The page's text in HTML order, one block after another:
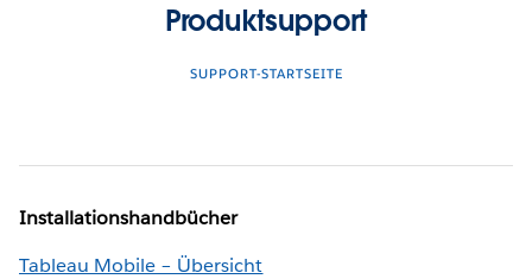
Produktsupport
SUPPORT-STARTSEITE
Installationshandbücher
Tableau Mobile – Übersicht